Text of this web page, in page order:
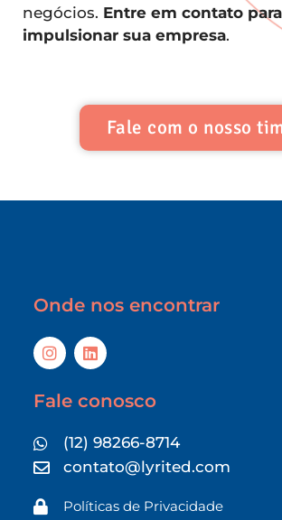
negócios. Entre em contato para
impulsionar sua empresa.
Fale com o nosso
Onde nos encontrar
Fale conosco
(12) 98266-8714
contato@lyrited.com
Políticas de Privacidade